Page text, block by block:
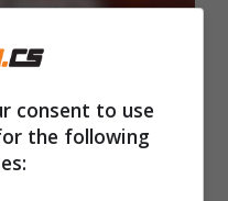
consent to use
the following